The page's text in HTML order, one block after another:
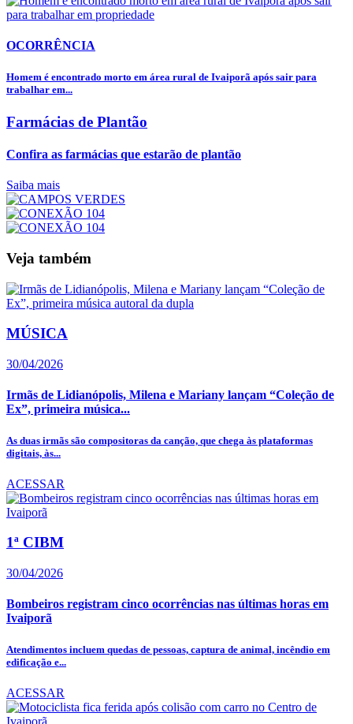
OCORRÊNCIA
Homem é encontrado morto em área rural de Ivaiporã após sair para
trabalhar em...
Farmácias de Plantão
Confira as farmácias que estarão de plantão
Saiba mais
Veja também
MÚSICA
30/04/2026
Irmãs de Lidianópolis, Milena e Mariany lançam “Coleção de
Ex”, primeira música...
As duas irmãs são compositoras da canção, que chega às plataformas
digitais, às...
ACESSAR
1ª CIBM
30/04/2026
Bombeiros registram cinco ocorrências nas últimas horas em
Ivaiporã
Atendimentos incluem quedas de pessoas, captura de animal, incêndio em
edificação e...
ACESSAR